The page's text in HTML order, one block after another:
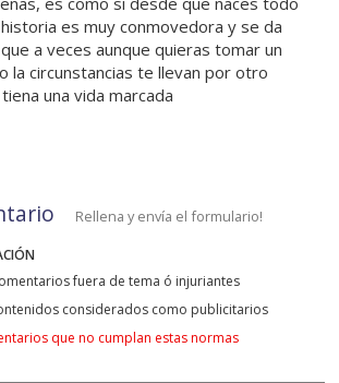
es muy conmovedora y se da
a veces aunque quieras tomar un
la circunstancias te llevan por otro
una vida marcada
Rellena y envía el formulario!
fuera de tema ó injuriantes
considerados como publicitarios
que no cumplan estas normas